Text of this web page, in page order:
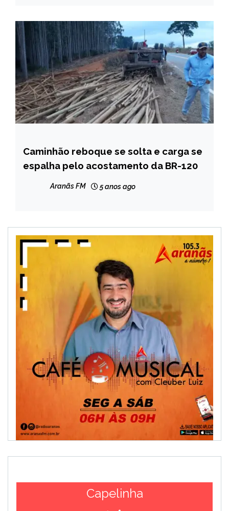
CAPELINHA
NOTÍCIAS
Caminhão reboque se solta e carga se
espalha pelo acostamento da BR-120
Aranãs FM 5 anos ago
Capelinha